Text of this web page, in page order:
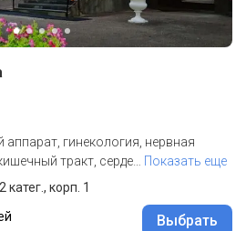
гинекология, нервная
тракт, серде
Показать еще
корп. 1
Выбрать